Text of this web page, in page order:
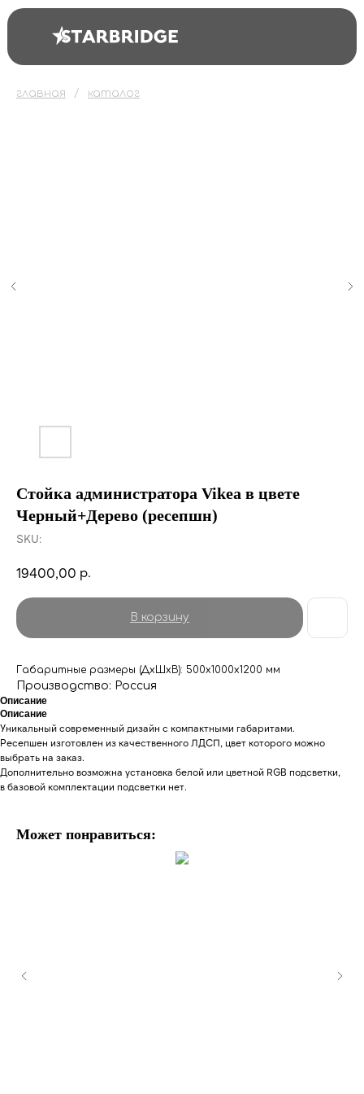
главная каталог
Стойка администратора Vikea в цвете
Черный+Дерево (ресепшн)
SKU:
19400,00 р.
В корзину
Габаритные размеры (ДхШхВ): 500х1000х1200 мм
Производство: Россия
Описание
Описание
Уникальный современный дизайн с компактными габаритами.
Ресепшен изготовлен из качественного ЛДСП, цвет которого можно
выбрать на заказ.
Дополнительно возможна установка белой или цветной RGB подсветки,
в базовой комплектации подсветки нет.
Может понравиться: